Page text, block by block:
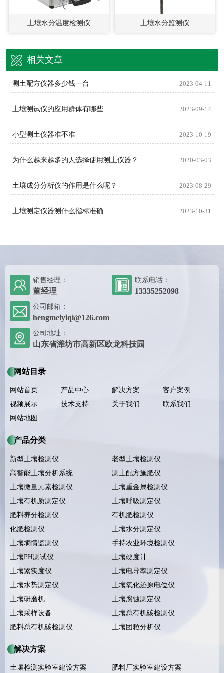
土壤水分温度检测仪 土壤水分监测仪
相关文章
测土配方仪器多少钱一台 2023-04-11
土壤测试仪的应用群体有哪些 2023-09-14
小型测土仪器准不准 2023-10-19
为什么越来越多的人选择使用测土仪器？ 2020-03-03
土壤成分分析仪的作用是什么呢？ 2023-08-29
土壤测定仪器测什么指标准确 2023-10-31
销售经理：
董经理
联系电话：
13335252098
公司邮箱：
hengmeiyiqi@126.com
公司地址：
山东省潍坊市高新区欧龙科技园
网站目录
网站首页 产品中心 解决方案
客户案例
视频展示
技术支持 关于我们
联系我们
网站地图
产品分类
新型土壤检测仪
老型土壤检测仪
高智能土壤分析系统
测土配方施肥仪
土壤微量元素检测仪
土壤重金属检测仪
土壤有机质测定仪
土壤呼吸测定仪
肥料养分检测仪
有机肥检测仪
化肥检测仪
土壤水分测定仪
土壤墒情监测仪
手持农业环境检测仪
土壤PH测试仪
土壤硬度计
土壤紧实度仪
土壤电导率测定仪
土壤水势测定仪
土壤氧化还原电位仪
土壤研磨机
土壤腐蚀测定仪
土壤采样设备
土壤总有机碳检测仪
肥料总有机碳检测仪
土壤团粒分析仪
解决方案
土壤检测实验室建设方案 肥料厂实验室建设方案